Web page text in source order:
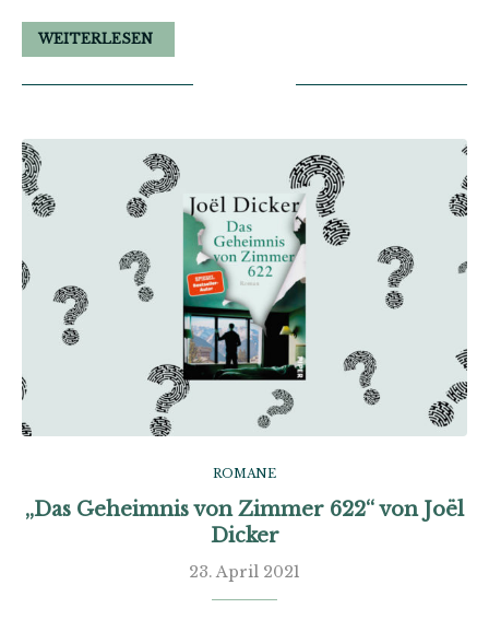
WEITERLESEN
ROMANE
„Das Geheimnis von Zimmer 622“ von Joël
Dicker
23. April 2021